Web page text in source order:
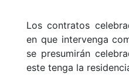
Los contratos
en que intervenga
se presumirán
este tenga la